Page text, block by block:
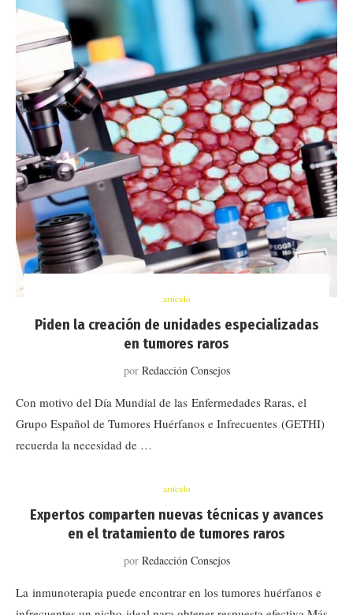
artículo
Piden la creación de unidades especializadas
en tumores raros
por Redacción Consejos
Con motivo del Día Mundial de las Enfermedades Raras, el
Grupo Español de Tumores Huérfanos e Infrecuentes (GETHI)
recuerda la necesidad de …
artículo
Expertos comparten nuevas técnicas y avances
en el tratamiento de tumores raros
por Redacción Consejos
La inmunoterapia puede encontrar en los tumores huérfanos e